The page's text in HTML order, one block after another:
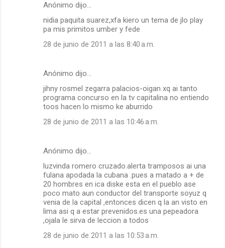
Anónimo dijo…
nidia paquita suarez,xfa kiero un tema de jlo play
pa mis primitos umber y fede
28 de junio de 2011 a las 8:40 a.m.
Anónimo dijo…
jihny rosmel zegarra palacios-oigan xq ai tanto
programa concurso en la tv capitalina no entiendo
toos hacen lo mismo ke aburrido
28 de junio de 2011 a las 10:46 a.m.
Anónimo dijo…
luzvinda romero cruzado.alerta tramposos ai una
fulana apodada la cubana .pues a matado a + de
20 hombres en ica diske esta en el pueblo ase
poco mato aun conductor del transporte soyuz q
venia de la capital ,entonces dicen q la an visto en
lima asi q a estar prevenidos.es una pepeadora
,ojala le sirva de leccion a todos
28 de junio de 2011 a las 10:53 a.m.